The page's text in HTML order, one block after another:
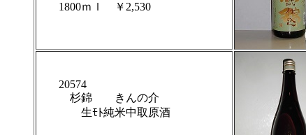
1800ｍｌ ￥2,530
20574
杉錦 きんの介
生ﾓﾄ純米中取原酒